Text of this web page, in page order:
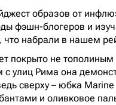
образов от
фэшн-блогеров и
что набрали в нашем
покрыто не
с улиц Рима она
сверху – юбка
и оливковое